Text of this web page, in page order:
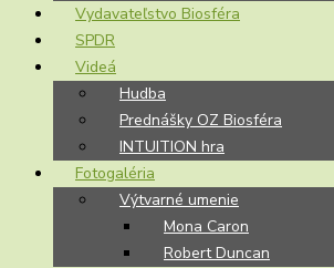
Vydavateľstvo Biosféra
SPDR
Videá
Hudba
Prednášky OZ Biosféra
INTUITION hra
Fotogaléria
Výtvarné umenie
Mona Caron
Robert Duncan